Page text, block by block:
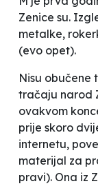
Zenice su.
metalke,
(evo opet).
Nisu obučene
tračaju narod
ovakvom
prije skoro
internetu,
materijal za
pravi). Ona iz